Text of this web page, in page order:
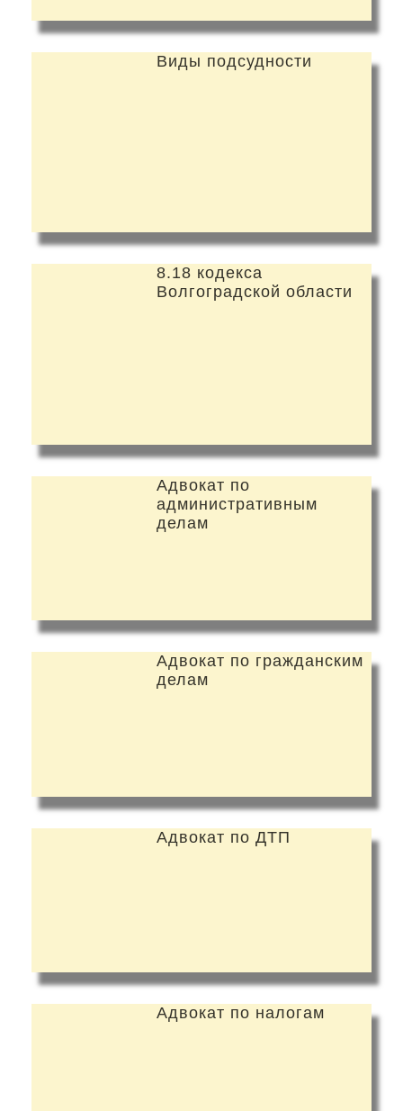
Виды подсудности
8.18 кодекса
Волгоградской области
Адвокат по
административным
делам
Адвокат по гражданским
делам
Адвокат по ДТП
Адвокат по налогам